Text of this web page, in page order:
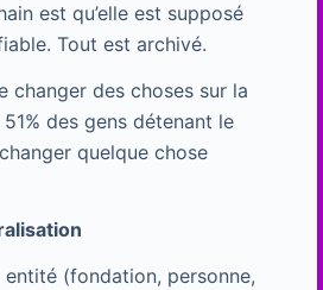
est qu’elle est supposé
Tout est archivé.
changer des choses sur la
des gens détenant le
quelque chose
entité (fondation, personne,